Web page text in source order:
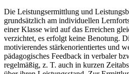
Die Leistungsermittlung und
grundsätzlich am individuellen
einer Klasse wird auf das Erreichen
verzichtet, es erfolgt keine Benotung.
motivierendes stärkenorientiertes und
pädagogisches Feedback in verbaler
regelmäßig, z. T. auch in kurzen